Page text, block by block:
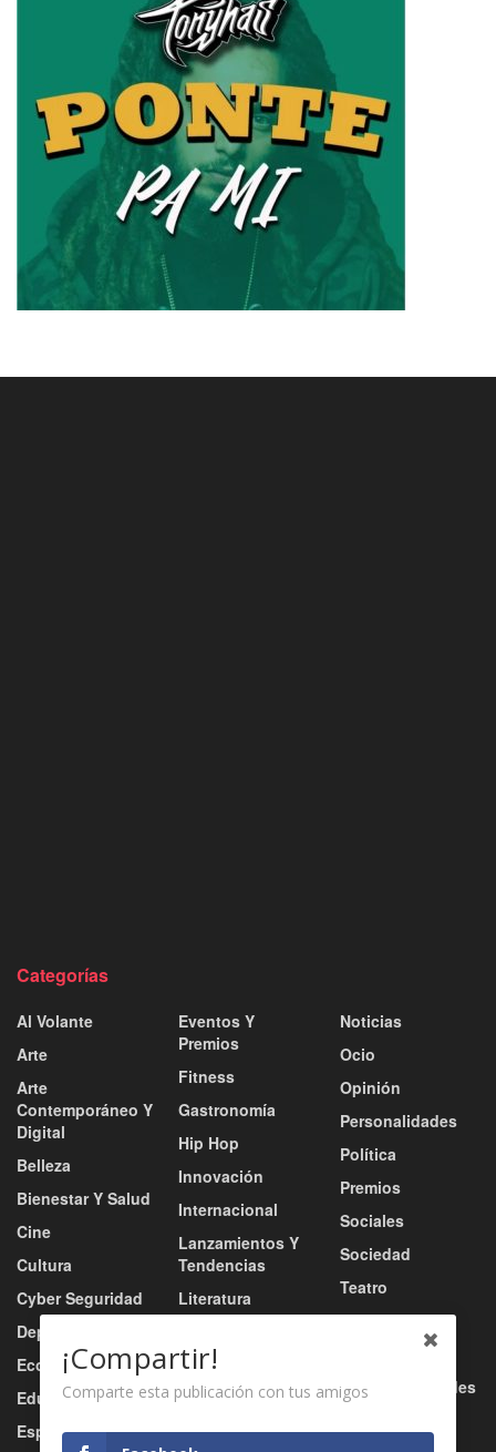
Categorías
Al Volante
Arte
Arte
Contemporáneo Y
Digital
Belleza
Bienestar Y Salud
Cine
Cultura
Cyber Seguridad
Deportes
Economía
Educación
Esports
Eventos Y
Premios
Fitness
Gastronomía
Hip Hop
Innovación
Internacional
Lanzamientos Y
Tendencias
Literatura
Música
Música Urbana
Nacional
Noticias
Ocio
Opinión
Personalidades
Política
Premios
Sociales
Sociedad
Teatro
Tecnología
Tv / Radio / Redes
¡Compartir!
Comparte esta publicación con tus amigos